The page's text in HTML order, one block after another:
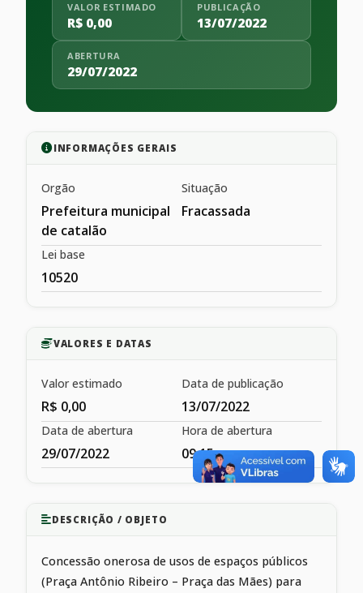
VALOR ESTIMADO
R$ 0,00
PUBLICAÇÃO
13/07/2022
ABERTURA
29/07/2022
INFORMAÇÕES GERAIS
Orgão
Prefeitura municipal
de catalão
Situação
Fracassada
Lei base
10520
VALORES E DATAS
Valor estimado
R$ 0,00
Data de publicação
13/07/2022
Data de abertura
29/07/2022
Hora de abertura
09:15
DESCRIÇÃO / OBJETO
Concessão onerosa de usos de espaços públicos
(Praça Antônio Ribeiro – Praça das Mães) para